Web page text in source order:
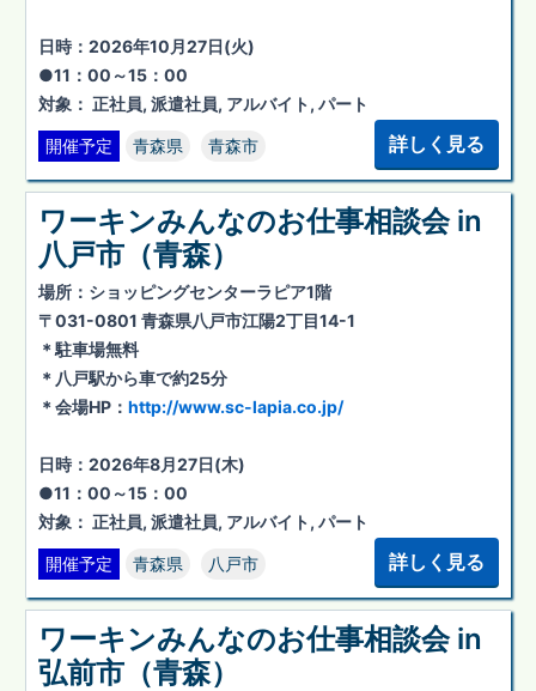
日時：2026年10月27日(火)
●11：00～15：00
対象： 正社員, 派遣社員, アルバイト, パート
開催予定 青森県 青森市 詳しく見る
ワーキンみんなのお仕事相談会 in
八戸市（青森）
場所：ショッピングセンターラピア1階
〒031-0801 青森県八戸市江陽2丁目14-1
＊駐車場無料
＊八戸駅から車で約25分
＊会場HP： http://www.sc-lapia.co.jp/
日時：2026年8月27日(木)
●11：00～15：00
対象： 正社員, 派遣社員, アルバイト, パート
開催予定 青森県 八戸市 詳しく見る
ワーキンみんなのお仕事相談会 in
弘前市（青森）